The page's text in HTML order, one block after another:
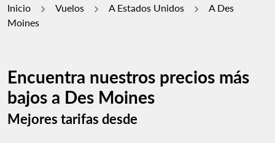
Inicio Vuelos A Estados Unidos
A Des
Moines
Encuentra nuestros precios más
bajos a Des Moines
Mejores tarifas desde